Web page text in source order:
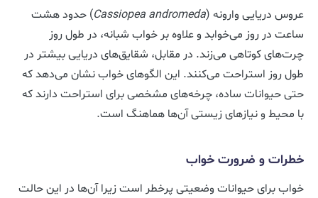
عروس دریایی وارونه (Cassiopea andromeda) حدود هشت
ساعت در روز می‌خوابد و علاوه بر خواب شبانه، در طول روز
چرت‌های کوتاهی می‌زند. در مقابل، شقایق‌های دریایی بیشتر در
طول روز استراحت می‌کنند. این الگوهای خواب نشان می‌دهد که
حتی حیوانات ساده، چرخه‌های مشخصی برای استراحت دارند که
با محیط و نیازهای زیستی آن‌ها هماهنگ است.
خطرات و ضرورت خواب
خواب برای حیوانات وضعیتی پرخطر است زیرا آن‌ها در این حالت